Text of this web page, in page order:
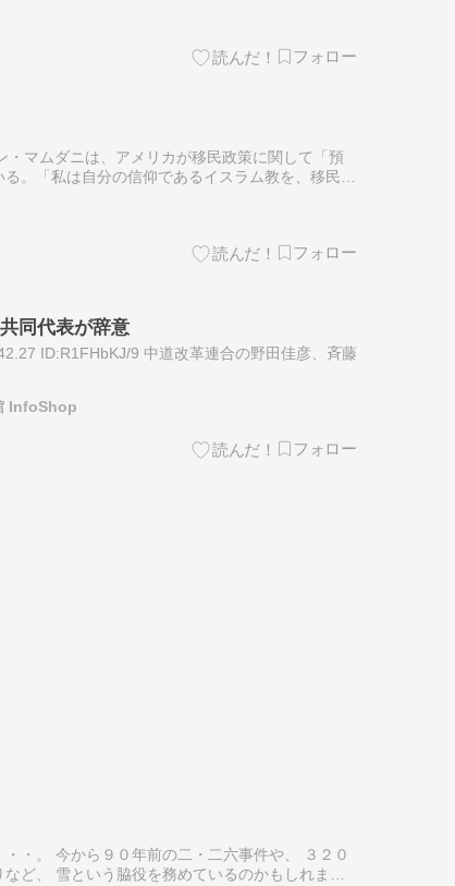
マムダニは、アメリカが移民政策に関して「預
。「私は自分の信仰であるイスラム教を、移民の
同代表が辞意
ID:R1FHbKJ/9 中道改革連合の野田佳彦、斉藤
InfoShop
・。 今から９０年前の二・二六事件や、 ３２０
ど、 雪という脇役を務めているのかもしれませ